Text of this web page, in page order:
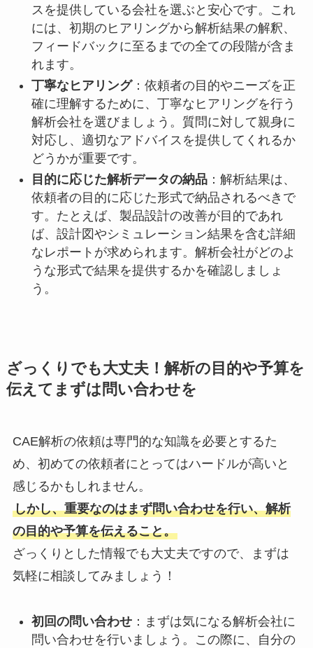
スを提供している会社を選ぶと安心です。これ
には、初期のヒアリングから解析結果の解釈、
フィードバックに至るまでの全ての段階が含ま
れます。
丁寧なヒアリング：依頼者の目的やニーズを正
確に理解するために、丁寧なヒアリングを行う
解析会社を選びましょう。質問に対して親身に
対応し、適切なアドバイスを提供してくれるか
どうかが重要です。
目的に応じた解析データの納品：解析結果は、
依頼者の目的に応じた形式で納品されるべきで
す。たとえば、製品設計の改善が目的であれ
ば、設計図やシミュレーション結果を含む詳細
なレポートが求められます。解析会社がどのよ
うな形式で結果を提供するかを確認しましょ
う。
ざっくりでも大丈夫！解析の目的や予算を
伝えてまずは問い合わせを
CAE解析の依頼は専門的な知識を必要とするた
め、初めての依頼者にとってはハードルが高いと
感じるかもしれません。
しかし、重要なのはまず問い合わせを行い、解析
の目的や予算を伝えること。
ざっくりとした情報でも大丈夫ですので、まずは
気軽に相談してみましょう！
初回の問い合わせ：まずは気になる解析会社に
問い合わせを行いましょう。この際に、自分の